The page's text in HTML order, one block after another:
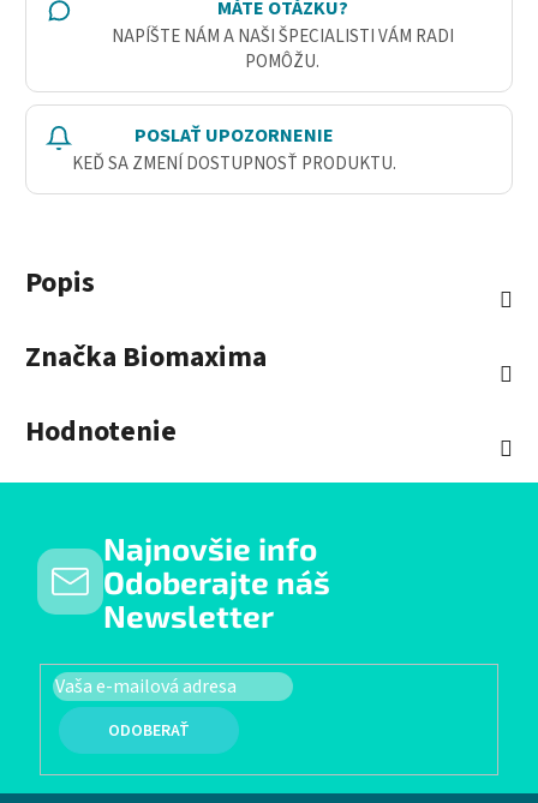
MÁTE OTÁZKU?
NAPÍŠTE NÁM A NAŠI ŠPECIALISTI VÁM RADI
POMÔŽU.
POSLAŤ UPOZORNENIE
KEĎ SA ZMENÍ DOSTUPNOSŤ PRODUKTU.
Popis
Značka Biomaxima
Hodnotenie
Najnovšie info
Odoberajte náš
Newsletter
PRIHLÁSIŤ SA